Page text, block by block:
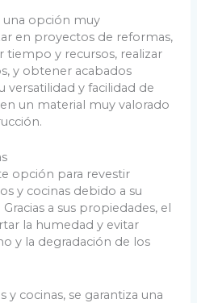
una opción muy
en proyectos de reformas,
y recursos, realizar
y obtener acabados
versatilidad y facilidad de
un material muy valorado
opción para revestir
y cocinas debido a su
a sus propiedades, el
la humedad y evitar
y la degradación de los
y cocinas, se garantiza una